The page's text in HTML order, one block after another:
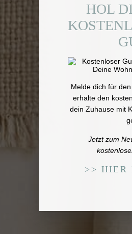
HOL
Melde dich für
erhalte den
dein Zuhause mit
Jetzt zum
>> HIER